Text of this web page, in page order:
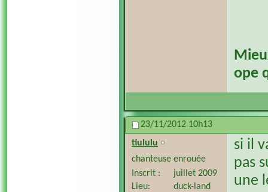
ope
23/11/2012 10h13
tiululu
chanteuse enrouée
Inscrit
juillet 2009
Lieu
duck-land
si il
pas
une